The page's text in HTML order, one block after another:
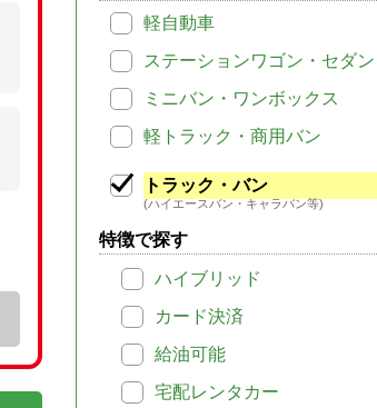
軽自動車
ステーションワゴン・セダン
ミニバン・ワンボックス
軽トラック・商用バン
トラック・バン
(ハイエースバン・キャラバン等)
特徴で探す
ハイブリッド
カード決済
給油可能
宅配レンタカー